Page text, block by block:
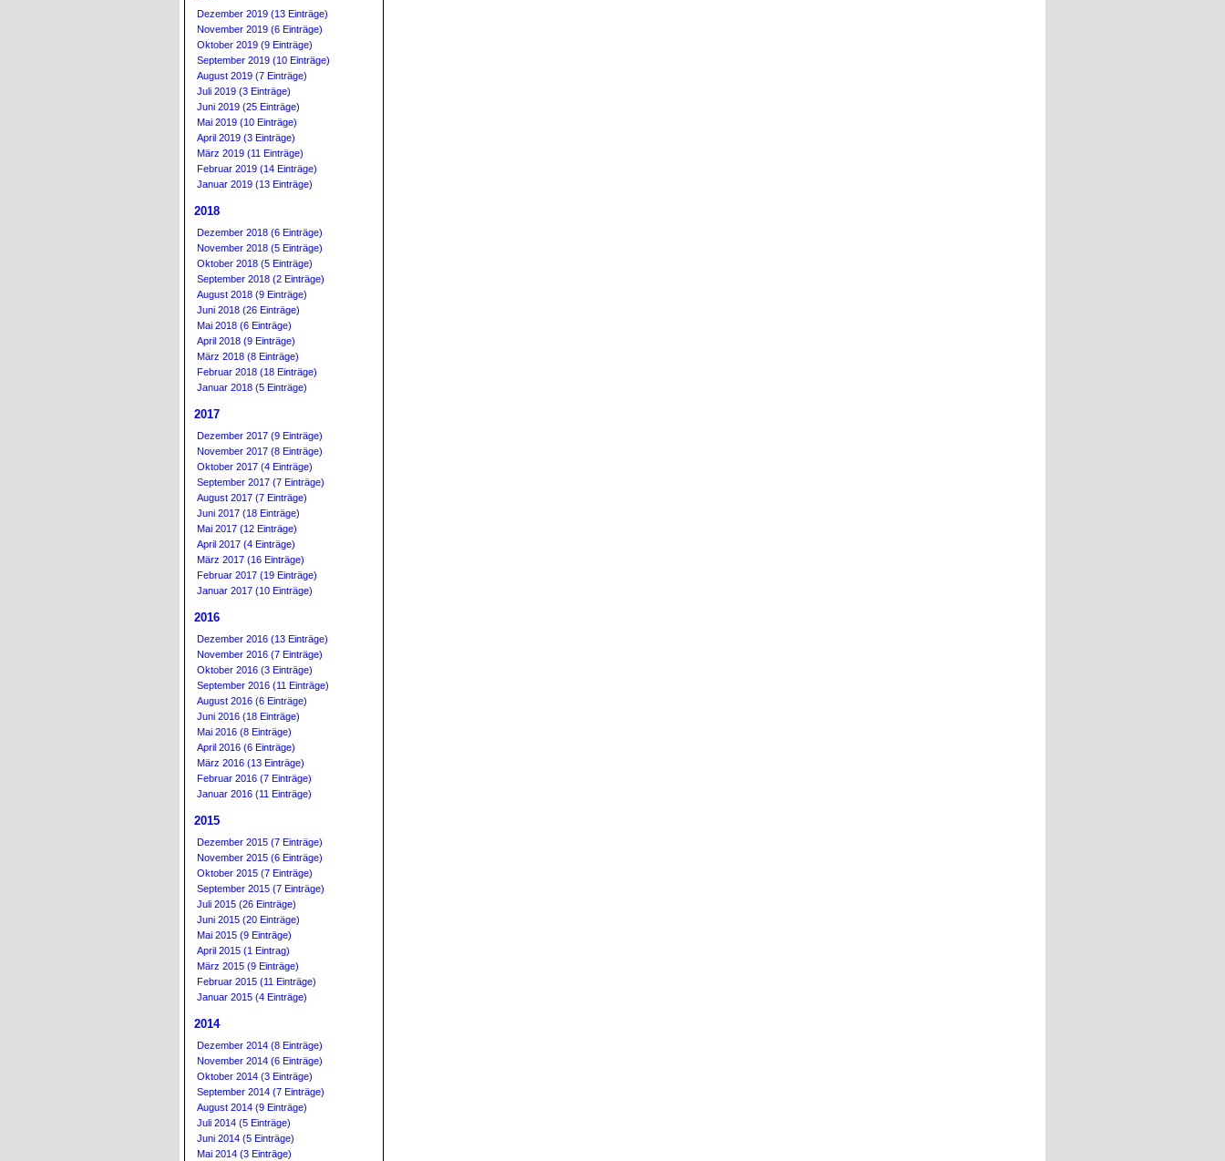
Dezember 2019 (13 Einträge)
November 2019 (6 Einträge)
Oktober 2019 (9 Einträge)
September 2019 (10 Einträge)
August 2019 (7 Einträge)
Juli 2019 (3 Einträge)
Juni 2019 (25 Einträge)
Mai 2019 (10 Einträge)
April 2019 (3 Einträge)
März 2019 (11 Einträge)
Februar 2019 (14 Einträge)
Januar 2019 (13 Einträge)
2018
Dezember 2018 (6 Einträge)
November 2018 (5 Einträge)
Oktober 2018 (5 Einträge)
September 2018 (2 Einträge)
August 2018 (9 Einträge)
Juni 2018 (26 Einträge)
Mai 2018 (6 Einträge)
April 2018 (9 Einträge)
März 2018 (8 Einträge)
Februar 2018 (18 Einträge)
Januar 2018 (5 Einträge)
2017
Dezember 2017 (9 Einträge)
November 2017 (8 Einträge)
Oktober 2017 (4 Einträge)
September 2017 (7 Einträge)
August 2017 (7 Einträge)
Juni 2017 (18 Einträge)
Mai 2017 (12 Einträge)
April 2017 (4 Einträge)
März 2017 (16 Einträge)
Februar 2017 (19 Einträge)
Januar 2017 (10 Einträge)
2016
Dezember 2016 (13 Einträge)
November 2016 (7 Einträge)
Oktober 2016 (3 Einträge)
September 2016 (11 Einträge)
August 2016 (6 Einträge)
Juni 2016 (18 Einträge)
Mai 2016 (8 Einträge)
April 2016 (6 Einträge)
März 2016 (13 Einträge)
Februar 2016 (7 Einträge)
Januar 2016 (11 Einträge)
2015
Dezember 2015 (7 Einträge)
November 2015 (6 Einträge)
Oktober 2015 (7 Einträge)
September 2015 (7 Einträge)
Juli 2015 (26 Einträge)
Juni 2015 (20 Einträge)
Mai 2015 (9 Einträge)
April 2015 (1 Eintrag)
März 2015 (9 Einträge)
Februar 2015 (11 Einträge)
Januar 2015 (4 Einträge)
2014
Dezember 2014 (8 Einträge)
November 2014 (6 Einträge)
Oktober 2014 (3 Einträge)
September 2014 (7 Einträge)
August 2014 (9 Einträge)
Juli 2014 (5 Einträge)
Juni 2014 (5 Einträge)
Mai 2014 (3 Einträge)